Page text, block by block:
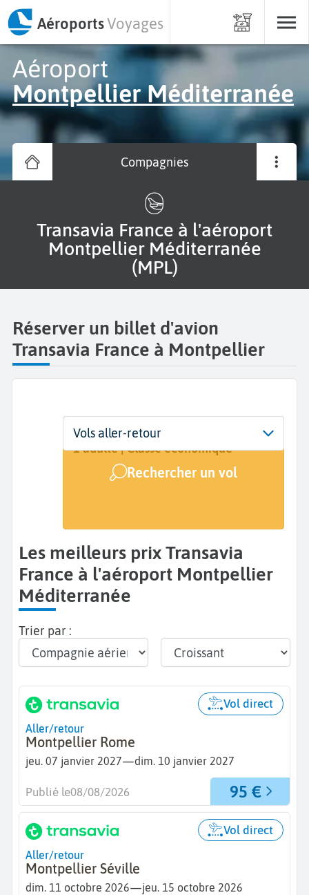
AéroportsVoyages
Aéroport
Montpellier Méditerranée
Compagnies
Transavia France à l'aéroport
Montpellier Méditerranée
(MPL)
Réserver un billet d'avion
Transavia France à Montpellier
Départ
Montpellier Méditerranée (MPL)
Dates
Dates de votre voyage
Voyageurs | Classe
1 adulte | Classe économique
Rechercher un vol
Vols aller-retour
Les meilleurs prix Transavia
France à l'aéroport Montpellier
Méditerranée
Trier par :
Aller/retour
Montpellier Rome
jeu. 07 janvier 2027—dim. 10 janvier 2027
Vol direct
95 €
Publié le08/08/2026
Aller/retour
Montpellier Séville
dim. 11 octobre 2026—jeu. 15 octobre 2026
Vol direct